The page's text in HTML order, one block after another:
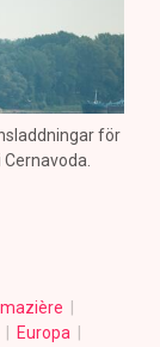
för
Europa